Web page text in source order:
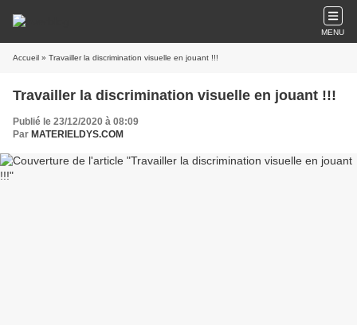
MENU
Accueil » Travailler la discrimination visuelle en jouant !!!
Travailler la discrimination visuelle en jouant !!!
Publié le 23/12/2020 à 08:09
Par MATERIELDYS.COM